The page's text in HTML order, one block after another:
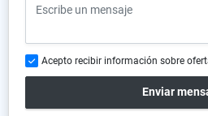
Acepto recibir información sobre
Enviar